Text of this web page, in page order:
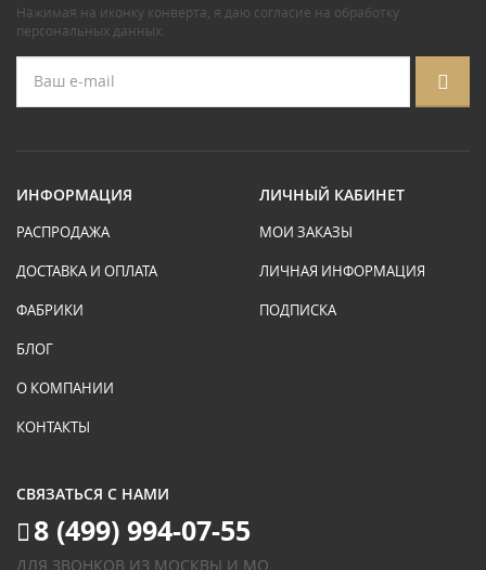
Нажимая на иконку конверта, я даю согласие на обработку
персональных данных.
ИНФОРМАЦИЯ
РАСПРОДАЖА
ДОСТАВКА И ОПЛАТА
ФАБРИКИ
БЛОГ
О КОМПАНИИ
КОНТАКТЫ
ЛИЧНЫЙ КАБИНЕТ
МОИ ЗАКАЗЫ
ЛИЧНАЯ ИНФОРМАЦИЯ
ПОДПИСКА
СВЯЗАТЬСЯ С НАМИ
8 (499) 994-07-55
ДЛЯ ЗВОНКОВ ИЗ МОСКВЫ И МО